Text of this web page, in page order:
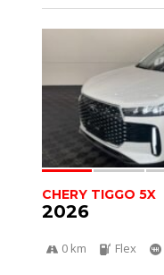
CHERY TIGGO 5X
2026
0 km Flex